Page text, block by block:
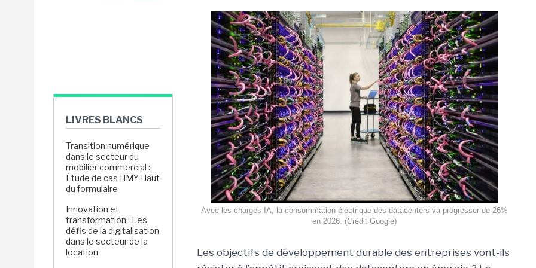
LIVRES BLANCS
Transition numérique
dans le secteur du
mobilier commercial :
Étude de cas HMY Haut
du formulaire
Innovation et
transformation : Les
défis de la digitalisation
dans le secteur de la
location
Avec les charges IA, la consommation électrique des datacenters va progresser de 26%
en 2026. (Crédit Google)
Les objectifs de développement durable des entreprises vont-ils